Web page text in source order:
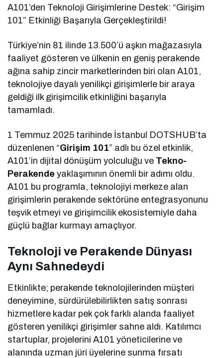
A101’den Teknoloji Girişimlerine Destek: “Girişim
101” Etkinliği Başarıyla Gerçekleştirildi!
Türkiye’nin 81 ilinde 13.500’ü aşkın mağazasıyla
faaliyet gösteren ve ülkenin en geniş perakende
ağına sahip zincir marketlerinden biri olan A101,
teknolojiye dayalı yenilikçi girişimlerle bir araya
geldiği ilk girişimcilik etkinliğini başarıyla
tamamladı.
1 Temmuz 2025 tarihinde İstanbul DOTSHUB’ta
düzenlenen “Girişim 101” adlı bu özel etkinlik,
A101’in dijital dönüşüm yolculuğu ve Tekno-
Perakende yaklaşımının önemli bir adımı oldu.
A101 bu programla, teknolojiyi merkeze alan
girişimlerin perakende sektörüne entegrasyonunu
teşvik etmeyi ve girişimcilik ekosistemiyle daha
güçlü bağlar kurmayı amaçlıyor.
Teknoloji ve Perakende Dünyası
Aynı Sahnedeydi
Etkinlikte; perakende teknolojilerinden müşteri
deneyimine, sürdürülebilirlikten satış sonrası
hizmetlere kadar pek çok farklı alanda faaliyet
gösteren yenilikçi girişimler sahne aldı. Katılımcı
startuplar, projelerini A101 yöneticilerine ve
alanında uzman jüri üyelerine sunma fırsatı